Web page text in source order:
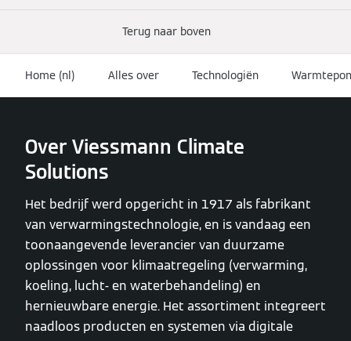
Terug naar boven
Home (nl) Alles over Technologiën
Over Viessmann Climate
Solutions
Het bedrijf werd opgericht in 1917 als fabrikant
van verwarmingstechnologie, en is vandaag een
toonaangevende leverancier van duurzame
oplossingen voor klimaatregeling (verwarming,
koeling, lucht- en waterbehandeling) en
hernieuwbare energie. Het assortiment integreert
naadloos producten en systemen via digitale